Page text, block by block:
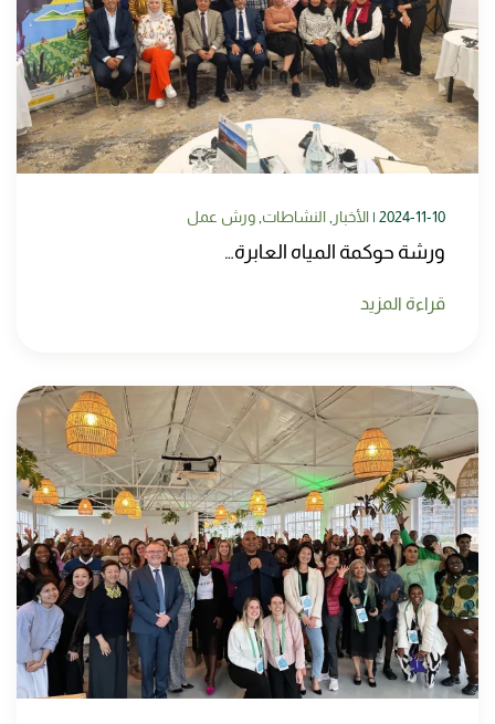
2024-11-10
| الأخبار النشاطات ورش عمل
ورشة حوكمة المياه العابرة…
قراءة المزيد